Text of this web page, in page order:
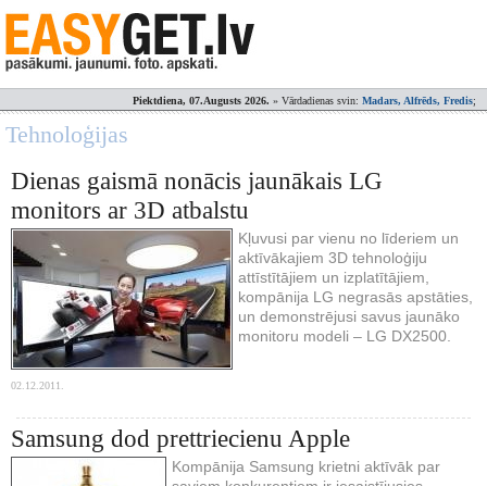
Piektdiena, 07.Augusts 2026. » Vārdadienas svin: Madars, Alfrēds, Fredis;
Tehnoloģijas
Dienas gaismā nonācis jaunākais LG
monitors ar 3D atbalstu
Kļuvusi par vienu no līderiem un
aktīvākajiem 3D tehnoloģiju
attīstītājiem un izplatītājiem,
kompānija LG negrasās apstāties,
un demonstrējusi savus jaunāko
monitoru modeli – LG DX2500.
02.12.2011.
Samsung dod prettriecienu Apple
Kompānija Samsung krietni aktīvāk par